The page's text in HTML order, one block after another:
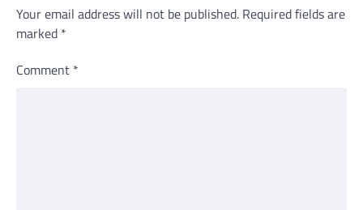
Your email address will not be published. Required fields are
marked *
Comment *